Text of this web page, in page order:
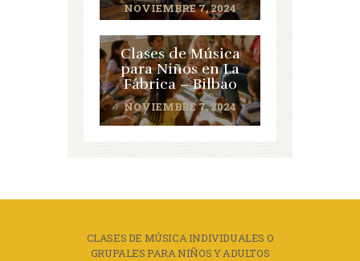
NOVIEMBRE 7, 2024
Clases de Música
para Niños en La
Fábrica – Bilbao
NOVIEMBRE 7, 2024
CLASES DE MÚSICA INDIVIDUALES O
GRUPALES PARA NIÑOS Y ADULTOS